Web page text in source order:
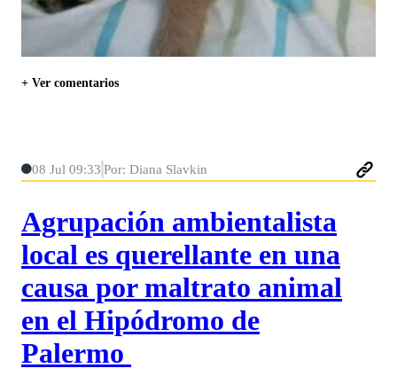
+ Ver comentarios
08 Jul 09:33 Por: Diana Slavkin
Agrupación ambientalista
local es querellante en una
causa por maltrato animal
en el Hipódromo de
Palermo